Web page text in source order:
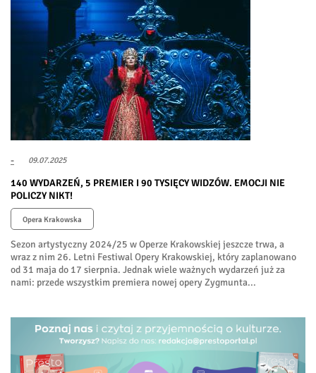
- 09.07.2025
140 WYDARZEŃ, 5 PREMIER I 90 TYSIĘCY WIDZÓW. EMOCJI NIE
POLICZY NIKT!
Opera Krakowska
Sezon artystyczny 2024/25 w Operze Krakowskiej jeszcze trwa, a
wraz z nim 26. Letni Festiwal Opery Krakowskiej, który zaplanowano
od 31 maja do 17 sierpnia. Jednak wiele ważnych wydarzeń już za
nami: przede wszystkim premiera nowej opery Zygmunta...